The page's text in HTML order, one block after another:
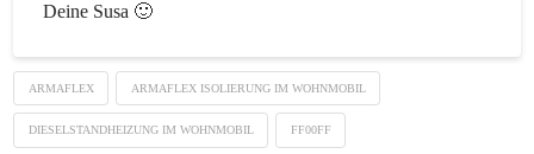
Deine Susa 🙂
ARMAFLEX ARMAFLEX ISOLIERUNG IM WOHNMOBIL
DIESELSTANDHEIZUNG IM WOHNMOBIL FF00FF